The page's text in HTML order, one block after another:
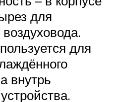
для
для
внутрь